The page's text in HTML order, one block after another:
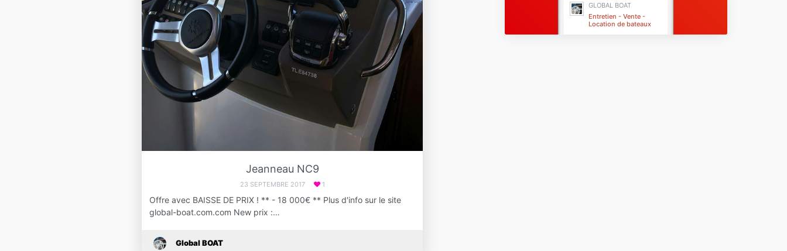
Jeanneau NC9
23 SEPTEMBRE 2017 1
Offre avec BAISSE DE PRIX ! ** - 18 000€ ** Plus d'info sur le site
global-boat.com.com New prix :…
Global BOAT
GLOBAL BOAT
Entretien - Vente -
Location de bateaux